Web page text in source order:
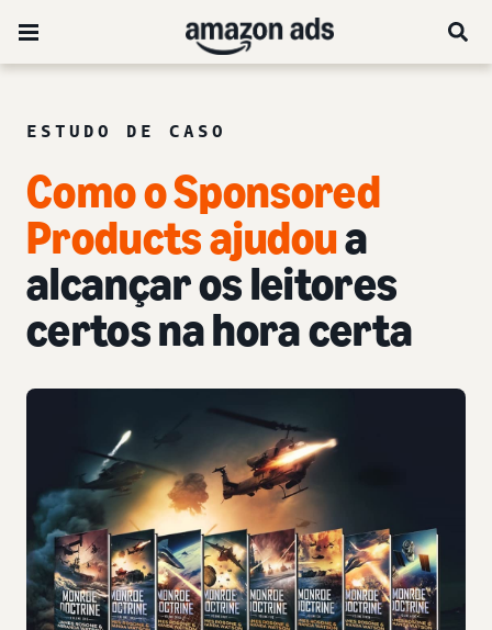
ESTUDO DE CASO
Como o Sponsored
Products ajudoua
alcançar os leitores
certos na hora certa